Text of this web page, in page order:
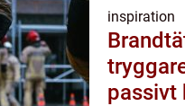
inspiration
passivt